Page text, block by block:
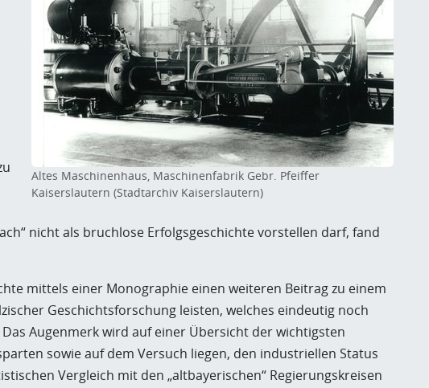
Altes Maschinenhaus, Maschinenfabrik Gebr. Pfeiffer
Kaiserslautern (Stadtarchiv Kaiserslautern)
nicht als bruchlose Erfolgsgeschichte vorstellen darf, fand
mittels einer Monographie einen weiteren Beitrag zu einem
Geschichtsforschung leisten, welches eindeutig noch
Augenmerk wird auf einer Übersicht der wichtigsten
sowie auf dem Versuch liegen, den industriellen Status
Vergleich mit den „altbayerischen“ Regierungskreisen